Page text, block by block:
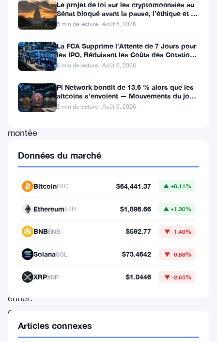
monde
effréné
l’investissement
cryptomonnaie,
montée
captivé
investisseurs
monde
entier.
Cependant,
Le projet de loi sur les cryptomonnaies au
Sénat bloqué avant la pause, l’éthique et le
FBI s’opposent
5 min de lecture · Août 6, 2026
La FCA Supprime l’Attente de 7 Jours pour
les IPO, Réduisant les Coûts des Cotations
au Royaume-Uni
6 min de lecture · Août 6, 2026
Pi Network bondit de 13,6 % alors que les
altcoins s’envolent — Mouvements du jour
6 août
2 min de lecture · Août 6, 2026
Données du marché
BitcoinBTC $64,441.37 ▲ +0.11%
EthereumETH $1,896.66 ▲ +1.30%
BNBBNB $592.77 ▼ -1.40%
SolanaSOL $73.4642 ▼ -0.88%
XRPXRP $1.0446 ▼ -2.65%
Articles connexes